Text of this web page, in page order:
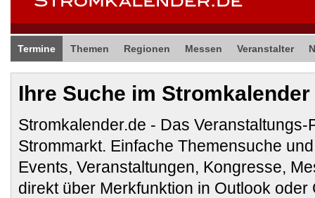
Termine Themen Regionen Messen Veranstalter
Ihre Suche im Stromkalender
Stromkalender.de - Das Veranstaltungs-
Strommarkt. Einfache Themensuche
Events, Veranstaltungen, Kongresse,
direkt über Merkfunktion in Outlook oder